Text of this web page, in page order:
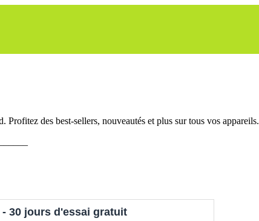
des best-sellers, nouveautés et plus sur tous vos appareils.
30 jours d'essai gratuit